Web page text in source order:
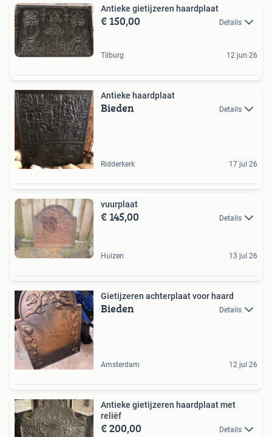
Antieke gietijzeren haardplaat
€ 150,00 Details
Tilburg 12 jun 26
Antieke haardplaat
Bieden Details
Ridderkerk 17 jul 26
vuurplaat
€ 145,00 Details
Huizen 13 jul 26
Gietijzeren achterplaat voor haard
Bieden Details
Amsterdam 12 jul 26
Antieke gietijzeren haardplaat met
reliëf
€ 200,00 Details